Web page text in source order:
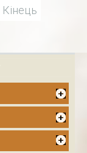
Кінець